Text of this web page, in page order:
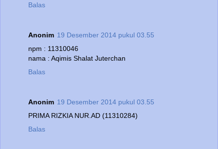
Balas
Anonim 19 Desember 2014 pukul 03.55
npm : 11310046
nama : Aqimis Shalat Juterchan
Balas
Anonim 19 Desember 2014 pukul 03.55
PRIMA RIZKIA NUR.AD (11310284)
Balas